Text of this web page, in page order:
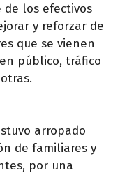
los efectivos
y reforzar de
que se vienen
público, tráfico
arropado
de familiares y
por una